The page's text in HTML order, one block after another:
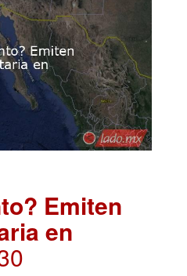
Emiten
en